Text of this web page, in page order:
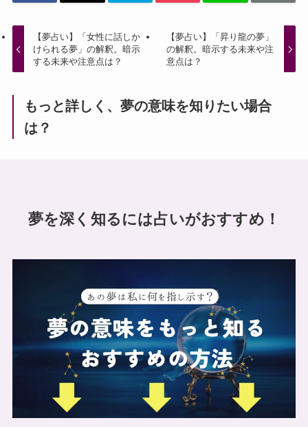
【夢占い】「女性に話しか
けられる夢」の解釈。暗示
する未来や注意点は？
【夢占い】「昇り龍の夢」
の解釈。暗示する未来や注
意点は？
もっと詳しく、夢の意味を知りたい場合
は？
夢を深く知るには占いがおすすめ！